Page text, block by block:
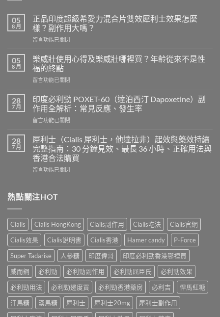
05
8 月
正品印度超級希愛力混合片雙效犀利士效果怎麼
樣？副作用大嗎？
在
品
印
度
超
希
愛
力
混
片
雙
效
利
果
樣？
副
作
用
大
嗎？〉
留言功能已關閉
05
8 月
樂威壯使用心得及樂威壯哪裡買？年齡從來不是性
福的終點
在
威
壯
使
用
得
及
樂
威
壯
買？
從
來
不
是
性
福
終
點〉
中
留言功能已關閉
28
7 月
印度必利勁 POXET-60（達泊西汀 Dapoxetine）副
作用全解析：常見反應、發生率
在
度
必
利
勁
POXET-
西
副
作
用
全
解
析：
見
反
應、
生
留言功能已關閉
28
7 月
犀利士（Cialis 犀利士，他達拉非）起效與藥效持續
完整指南：30 分鐘見效、最長 36 小時、正確用法與
香港合法購買
在
士
（Cialis
利
士，
他
達
拉
非）
效
與
藥
持
留言功能已關閉
熱點關注HOT
Cialis Cialis HongKong Cialis副作用 Cialis吃法
Cialis官網
Cialis效果
Cialis說明書 Cialis香港 Hamer candy
P-Force
Super Tadarise
人參糖 印度偉哥
印度必利勁香港哪裡買
威而鋼
必利勁 必利勁副作用 必利勁屈臣氏
必利勁效果
必利勁用法
必利勁邊度買 必利勁香港藥房 必利吉
悍馬紅糖
汗馬糖
漢馬糖 犀利士 犀利士20mg
犀利士副作用